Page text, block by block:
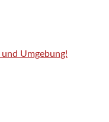
Umgebung!